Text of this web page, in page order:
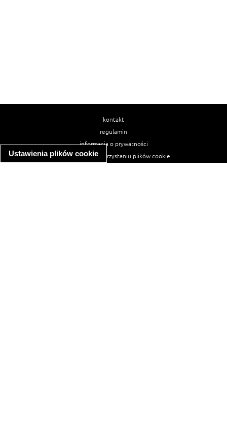
Ustawienia plików cookie
kontakt
regulamin
informacja o prywatności
informacja o wykorzystaniu plików cookie